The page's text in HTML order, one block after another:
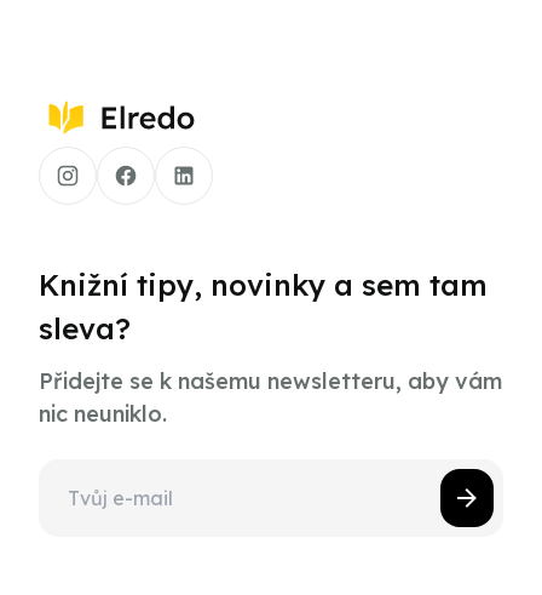
Knižní tipy, novinky a sem tam
sleva?
Přidejte se k našemu newsletteru, aby vám
nic neuniklo.